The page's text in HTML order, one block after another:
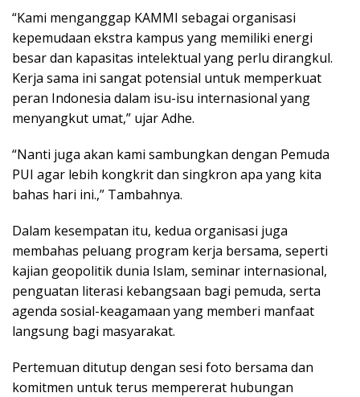
“Kami menganggap KAMMI sebagai organisasi
kepemudaan ekstra kampus yang memiliki energi
besar dan kapasitas intelektual yang perlu dirangkul.
Kerja sama ini sangat potensial untuk memperkuat
peran Indonesia dalam isu-isu internasional yang
menyangkut umat,” ujar Adhe.
“Nanti juga akan kami sambungkan dengan Pemuda
PUI agar lebih kongkrit dan singkron apa yang kita
bahas hari ini.,” Tambahnya.
Dalam kesempatan itu, kedua organisasi juga
membahas peluang program kerja bersama, seperti
kajian geopolitik dunia Islam, seminar internasional,
penguatan literasi kebangsaan bagi pemuda, serta
agenda sosial-keagamaan yang memberi manfaat
langsung bagi masyarakat.
Pertemuan ditutup dengan sesi foto bersama dan
komitmen untuk terus mempererat hubungan